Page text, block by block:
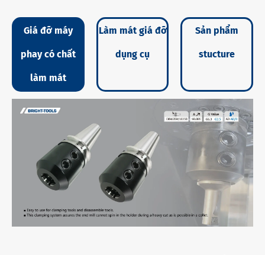
Giá đỡ máy
phay có chất
làm mát
Làm mát giá đỡ
dụng cụ
Sản phẩm
stucture